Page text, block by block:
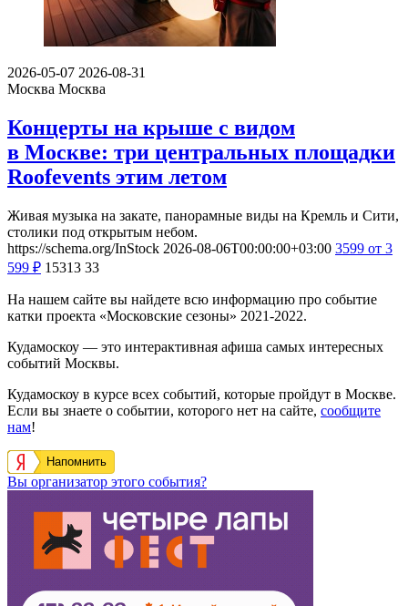
2026-05-07 2026-08-31
Москва Москва
Концерты на крыше с видом
в Москве: три центральных площадки
Roofevents этим летом
Живая музыка на закате, панорамные виды на Кремль и Сити,
столики под открытым небом.
https://schema.org/InStock 2026-08-06T00:00:00+03:00 3599 от 3
599 ₽ 15313 33
На нашем сайте вы найдете всю информацию про событие
катки проекта «Московские сезоны» 2021-2022.
Кудамоскоу — это интерактивная афиша самых интересных
событий Москвы.
Кудамоскоу в курсе всех событий, которые пройдут в Москве.
Если вы знаете о событии, которого нет на сайте, сообщите
нам!
Напомнить
Вы организатор этого события?